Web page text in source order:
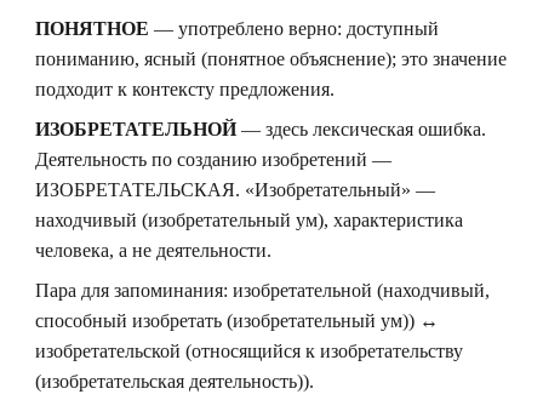
ПОНЯТНОЕ — употреблено верно: доступный
пониманию, ясный (понятное объяснение); это значение
подходит к контексту предложения.
ИЗОБРЕТАТЕЛЬНОЙ— здесь лексическая ошибка.
Деятельность по созданию изобретений —
ИЗОБРЕТАТЕЛЬСКАЯ. «Изобретательный» —
находчивый (изобретательный ум), характеристика
человека, а не деятельности.
Пара для запоминания: изобретательной (находчивый,
способный изобретать (изобретательный ум)) ↔
изобретательской (относящийся к изобретательству
(изобретательская деятельность)).